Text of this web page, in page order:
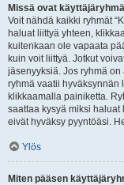
Missä ovat
Voit nähdä kaikki ryhmät
haluat liittyä yhteen,
kuitenkaan ole vapaata
kuin voit liittyä. Jotkut
jäsenyyksiä. Jos ryhmä
ryhmä vaatii hyväksynnän
klikkaamalla painiketta.
saattaa kysyä miksi
eivät hyväksy pyyntöäsi.
Ylös
Miten pääsen